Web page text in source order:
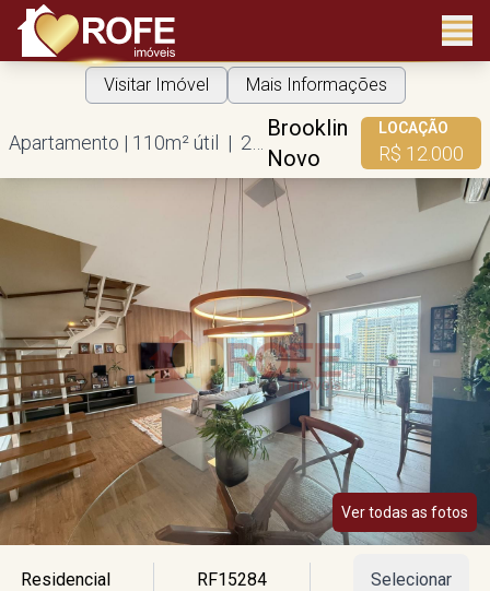
Brooklin
Novo
LOCAÇÃO
R$ 12.000
Visitar Imóvel Mais Informações
Ver todas as fotos
Residencial RF15284 Selecionar